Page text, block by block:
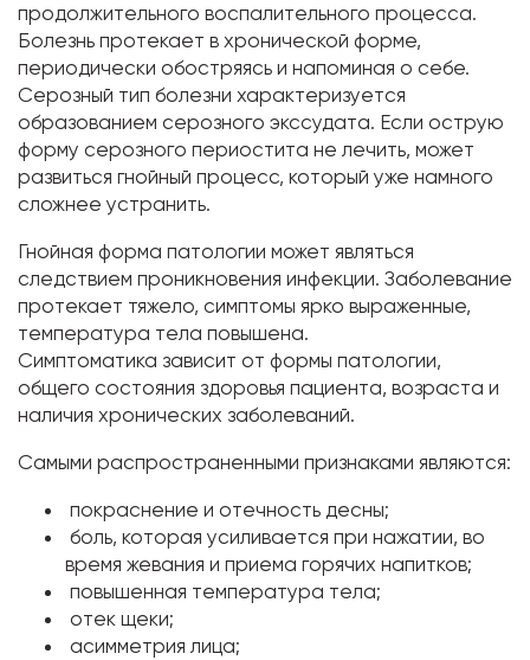
продолжительного воспалительного процесса.
Болезнь протекает в хронической форме,
периодически обостряясь и напоминая о себе.
Серозный тип болезни характеризуется
образованием серозного экссудата. Если острую
форму серозного периостита не лечить, может
развиться гнойный процесс, который уже намного
сложнее устранить.
Гнойная форма патологии может являться
следствием проникновения инфекции. Заболевание
протекает тяжело, симптомы ярко выраженные,
температура тела повышена.
Симптоматика зависит от формы патологии,
общего состояния здоровья пациента, возраста и
наличия хронических заболеваний.
Самыми распространенными признаками являются:
покраснение и отечность десны;
боль, которая усиливается при нажатии, во
время жевания и приема горячих напитков;
повышенная температура тела;
отек щеки;
асимметрия лица;